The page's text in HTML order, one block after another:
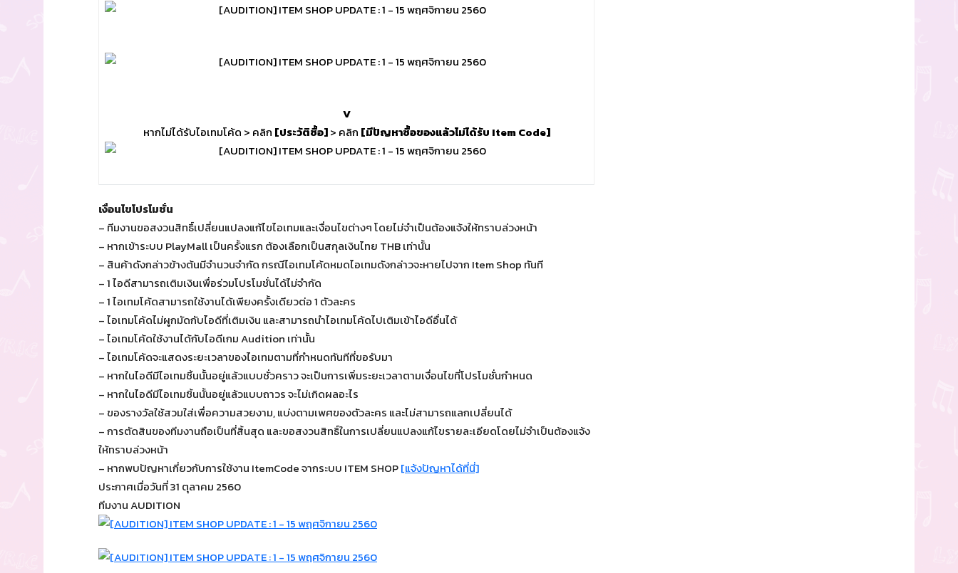
V
หากไม่ได้รับไอเทมโค้ด > คลิก [ประวัติซื้อ]> คลิก [มีปัญหาซื้อของแล้วไม่ได้รับ Item Code]
เงื่อนไขโปรโมชั่น
– ทีมงานขอสงวนสิทธิ์เปลี่ยนแปลงแก้ไขไอเทมและเงื่อนไขต่างๆ โดยไม่จำเป็นต้องแจ้งให้ทราบล่วงหน้า
– หากเข้าระบบ PlayMall เป็นครั้งแรก ต้องเลือกเป็นสกุลเงินไทย THB เท่านั้น
– สินค้าดังกล่าวข้างต้นมีจำนวนจำกัด กรณีไอเทมโค้ดหมดไอเทมดังกล่าวจะหายไปจาก Item Shop ทันที
– 1 ไอดีสามารถเติมเงินเพื่อร่วมโปรโมชั่นได้ไม่จำกัด
– 1 ไอเทมโค้ดสามารถใช้งานได้เพียงครั้งเดียวต่อ 1 ตัวละคร
– ไอเทมโค้ดไม่ผูกมัดกับไอดีที่เติมเงิน และสามารถนำไอเทมโค้ดไปเติมเข้าไอดีอื่นได้
– ไอเทมโค้ดใช้งานได้กับไอดีเกม Audition เท่านั้น
– ไอเทมโค้ดจะแสดงระยะเวลาของไอเทมตามที่กำหนดทันทีที่ขอรับมา
– หากในไอดีมีไอเทมชิ้นนั้นอยู่แล้วแบบชั่วคราว จะเป็นการเพิ่มระยะเวลาตามเงื่อนไขที่โปรโมชั่นกำหนด
– หากในไอดีมีไอเทมชิ้นนั้นอยู่แล้วแบบถาวร จะไม่เกิดผลอะไร
– ของรางวัลใช้สวมใส่เพื่อความสวยงาม, แบ่งตามเพศของตัวละคร และไม่สามารถแลกเปลี่ยนได้
– การตัดสินของทีมงานถือเป็นที่สิ้นสุด และขอสงวนสิทธิ์ในการเปลี่ยนแปลงแก้ไขรายละเอียดโดยไม่จำเป็นต้องแจ้ง
ให้ทราบล่วงหน้า
– หากพบปัญหาเกี่ยวกับการใช้งาน ItemCode จากระบบ ITEM SHOP[แจ้งปัญหาได้ที่นี่]
ประกาศเมื่อวันที่ 31 ตุลาคม 2560
ทีมงาน AUDITION